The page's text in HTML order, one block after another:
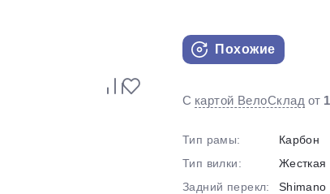
Похожие
С картой ВелоСклад от
Тип рамы:
Карбон
Тип вилки:
Жесткая
Задний перекл:
Shimano
без переплат